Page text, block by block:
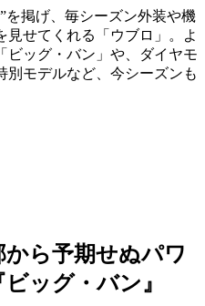
を掲げ、毎シーズン外装や機
せてくれる「ウブロ」。よ
ビッグ・バン」や、ダイヤモ
別モデルなど、今シーズンも
ら予期せぬパワ
ッグ・バン』